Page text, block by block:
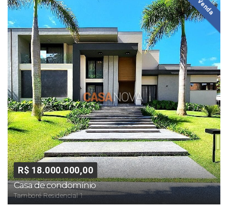
Venda
R$ 18.000.000,00
Casa de condomínio
Tamboré Residencial 1